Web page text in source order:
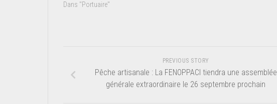
Dans "Portuaire"
PREVIOUS STORY
Pêche artisanale : La FENOPPACI tiendra une assemblée
générale extraordinaire le 26 septembre prochain